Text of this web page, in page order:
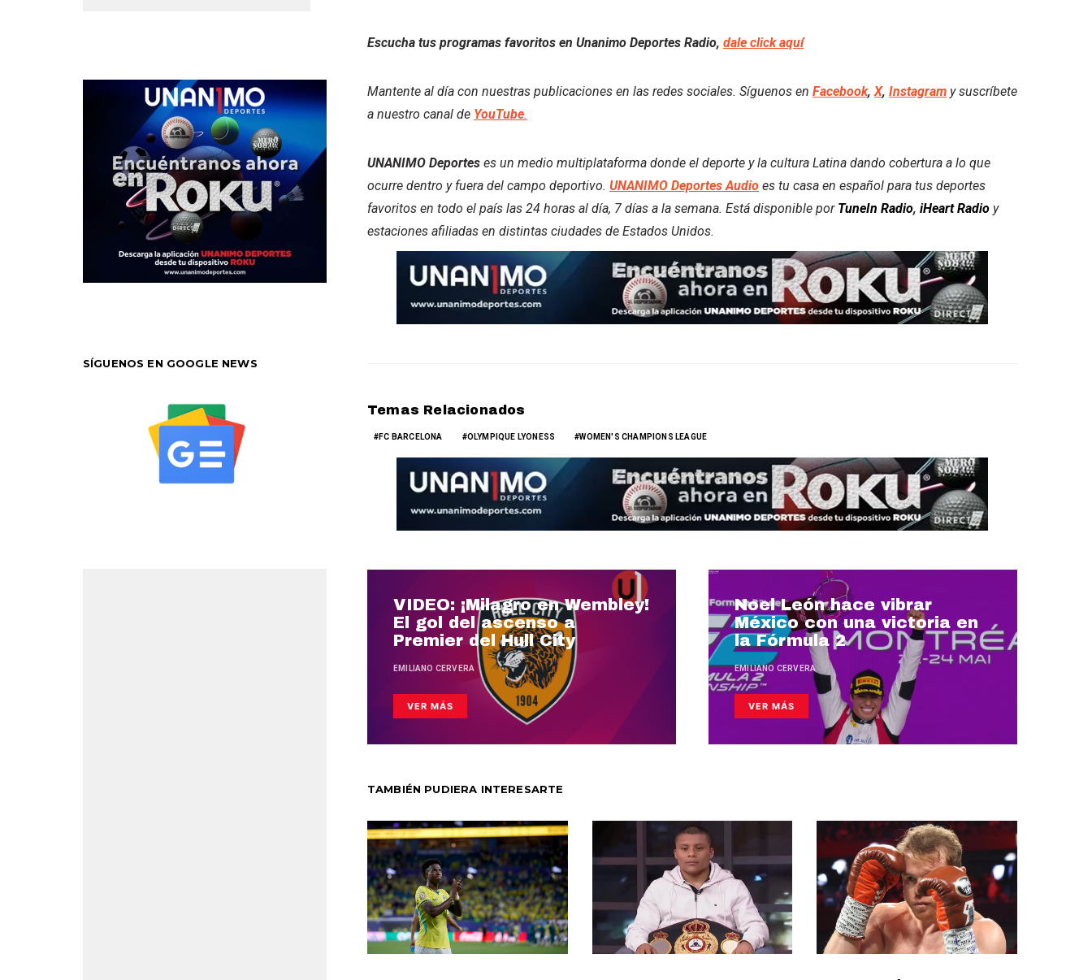
Escucha tus programas favoritos en Unanimo Deportes Radio, dale click aquí
Mantente al día con nuestras publicaciones en las redes sociales. Síguenos en Facebook, X, Instagram y suscríbete
a nuestro canal de YouTube.
UNANIMO Deportes es un medio multiplataforma donde el deporte y la cultura Latina dando cobertura a lo que
ocurre dentro y fuera del campo deportivo. UNANIMO Deportes Audio es tu casa en español para tus deportes
favoritos en todo el país las 24 horas al día, 7 días a la semana. Está disponible por TuneIn Radio, iHeart Radio y
estaciones afiliadas en distintas ciudades de Estados Unidos.
Temas Relacionados
FC BARCELONA OLYMPIQUE LYONESS WOMEN'S CHAMPIONS LEAGUE
VIDEO: ¡Milagro en Wembley!
El gol del ascenso a
Premier del Hull City
EMILIANO CERVERA
VER MÁS
Noel León hace vibrar
México con una victoria en
la Fórmula 2
EMILIANO CERVERA
VER MÁS
TAMBIÉN PUDIERA INTERESARTE
SÍGUENOS EN GOOGLE NEWS